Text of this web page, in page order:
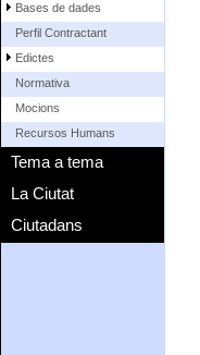
Bases de dades
Perfil Contractant
Edictes
Normativa
Mocions
Recursos Humans
Tema a tema
La Ciutat
Ciutadans